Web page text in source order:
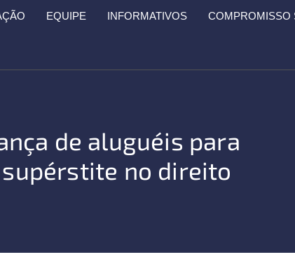
EQUIPE INFORMATIVOS COMPROMISSO
de aluguéis para
no direito